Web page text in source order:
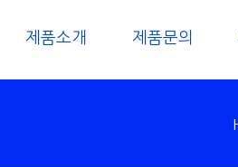
제품소개 제품문의